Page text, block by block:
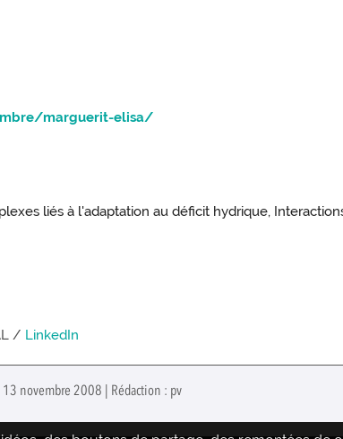
marguerit-elisa/
liés à l'adaptation au déficit hydrique,
/ LinkedIn
novembre 2008 | Rédaction : pv